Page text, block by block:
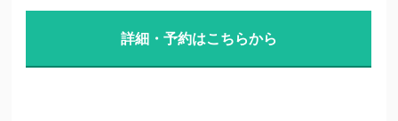
詳細・予約はこちらから